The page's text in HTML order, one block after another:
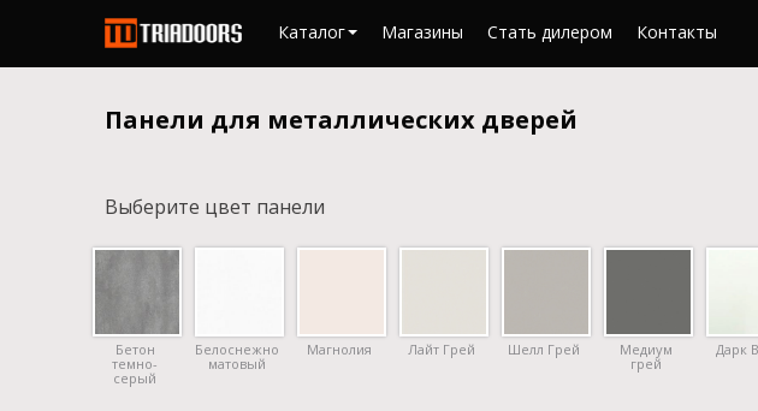
Каталог Магазины Стать дилером Контакты
Панели для металлических дверей
Выберите цвет панели
Бетон
темно-
серый
Белоснежно
матовый
Магнолия Лайт Грей Шелл Грей
Медиум
грей
Дарк